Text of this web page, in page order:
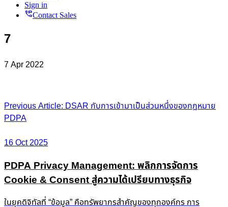
Sign in
perm_phone_msgContact Sales
7
7 Apr 2022
Post
navigation
Previous Article: DSAR กับการเข้ามาเป็นส่วนหนึ่งของกฎหมาย
PDPA
16 Oct 2025
PDPA Privacy Management: พลิกการจัดการ
Cookie & Consent สู่ความได้เปรียบทางธุรกิจ
ในยุคดิจิทัลที่ “ข้อมูล” คือทรัพยากรสำคัญของทุกองค์กร การ